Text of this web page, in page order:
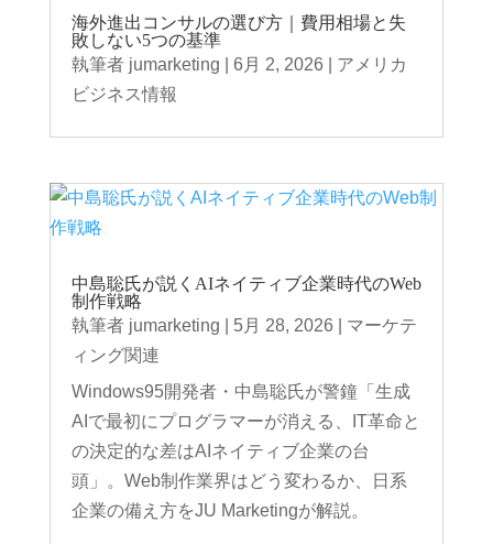
海外進出コンサルの選び方｜費用相場と失
敗しない5つの基準
執筆者 jumarketing 6月 2, 2026
アメリカ
ビジネス情報
中島聡氏が説くAIネイティブ企業時代のWeb
制作戦略
執筆者 jumarketing 5月 28, 2026
マーケテ
ィング関連
Windows95開発者・中島聡氏が警鐘「生成
AIで最初にプログラマーが消える、IT革命と
の決定的な差はAIネイティブ企業の台
頭」。Web制作業界はどう変わるか、日系
企業の備え方をJU Marketingが解説。